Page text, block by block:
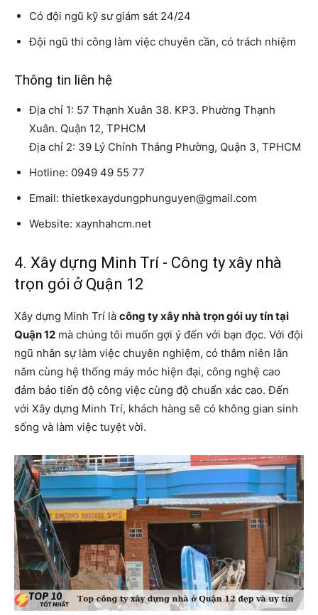
Có đội ngũ kỹ sư giám sát 24/24
Đội ngũ thi công làm việc chuyên cần, có trách nhiệm
Thông tin liên hệ
Địa chỉ 1: 57 Thạnh Xuân 38. KP3. Phường Thạnh
Xuân. Quận 12, TPHCM
Địa chỉ 2: 39 Lý Chính Thắng Phường, Quận 3, TPHCM
Hotline: 0949 49 55 77
Email: thietkexaydungphunguyen@gmail.com
Website: xaynhahcm.net
4. Xây dựng Minh Trí - Công ty xây nhà
trọn gói ở Quận 12
Xây dựng Minh Trí là công ty xây nhà trọn gói uy tín tại
Quận 12 mà chúng tôi muốn gợi ý đến với bạn đọc. Với đội
ngũ nhân sự làm việc chuyên nghiệm, có thâm niên lân
năm cùng hệ thống máy móc hiện đại, công nghệ cao
đảm bảo tiến độ công việc cùng độ chuẩn xác cao. Đến
với Xây dựng Minh Trí, khách hàng sẽ có không gian sinh
sống và làm việc tuyệt vời.